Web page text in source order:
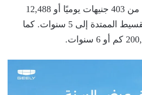
لمدة عام، بقسط يبدأ من 403 جنيهات يوميًا أو 12,488
جنيهًا شهريًا لخطة التقسيط الممتدة إلى 5 سنوات. كما